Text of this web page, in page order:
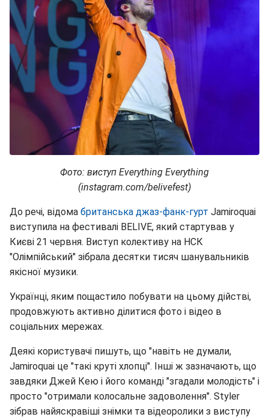
Фото: виступ Everything Everything
(instagram.com/belivefest)
До речі, відома британська джаз-фанк-гурт Jamiroquai
виступила на фестивалі BELIVE, який стартував у
Києві 21 червня. Виступ колективу на НСК
"Олімпійський" зібрала десятки тисяч шанувальників
якісної музики.
Українці, яким пощастило побувати на цьому дійстві,
продовжують активно ділитися фото і відео в
соціальних мережах.
Деякі користувачі пишуть, що "навіть не думали,
Jamiroquai це "такі круті хлопці". Інші ж зазначають, що
завдяки Джей Кею і його команді "згадали молодість" і
просто "отримали колосальне задоволення". Styler
зібрав найяскравіші знімки та відеоролики з виступу